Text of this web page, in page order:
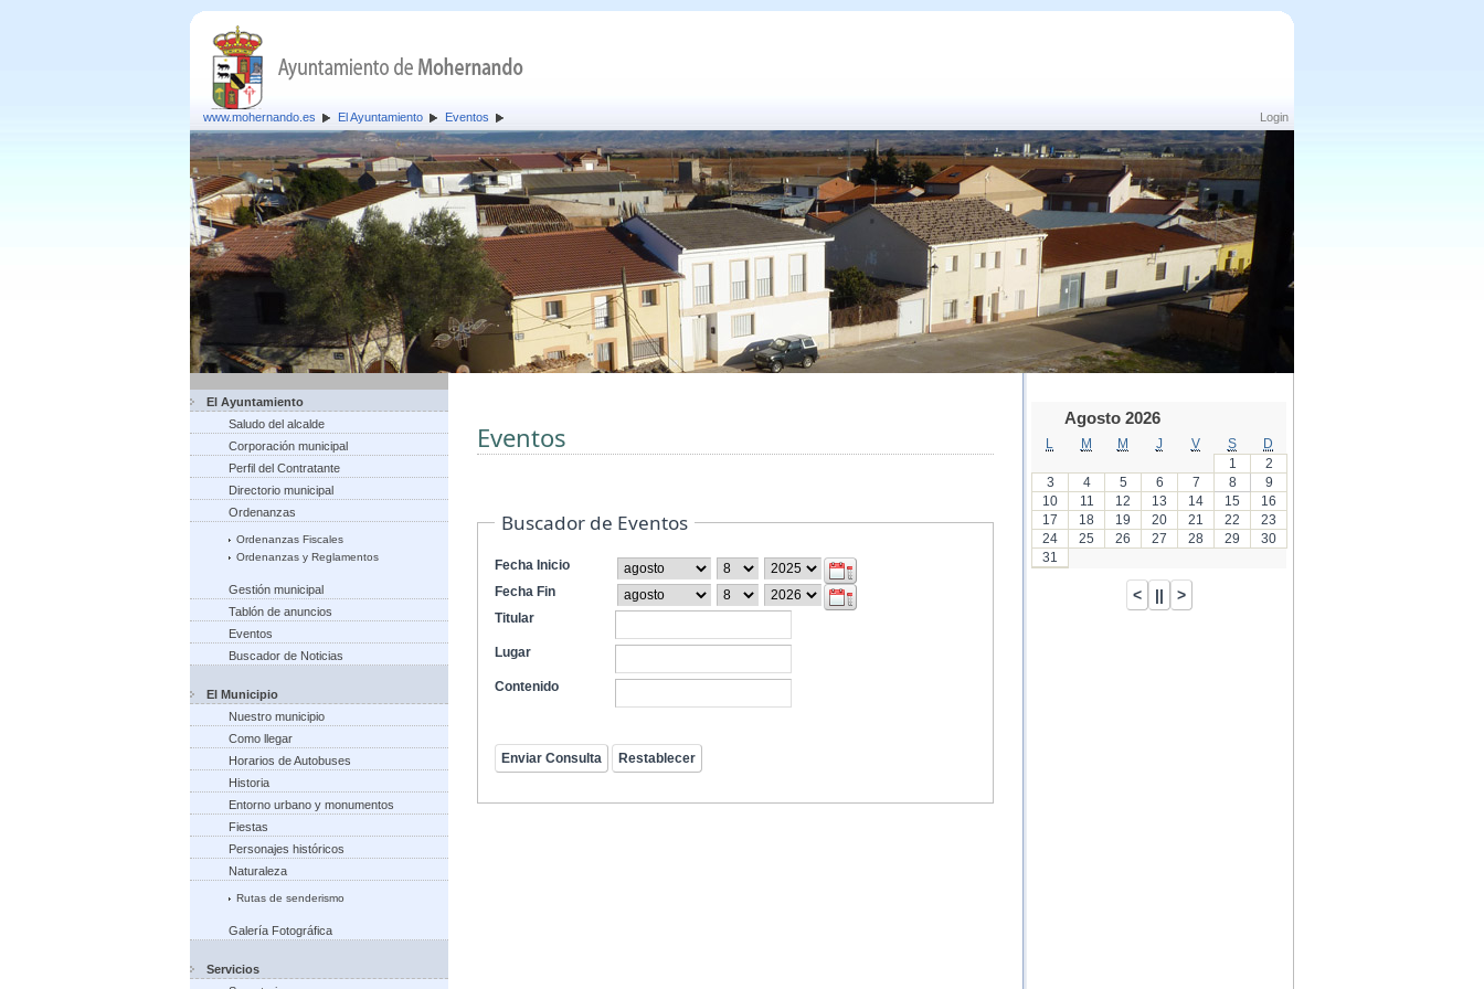
Login
www.mohernando.es El Ayuntamiento Eventos
El Ayuntamiento
Saludo del alcalde
Corporación municipal
Perfil del Contratante
Directorio municipal
Ordenanzas
Ordenanzas Fiscales
Ordenanzas y Reglamentos
Gestión municipal
Tablón de anuncios
Eventos
Buscador de Noticias
El Municipio
Nuestro municipio
Como llegar
Horarios de Autobuses
Historia
Entorno urbano y monumentos
Fiestas
Personajes históricos
Naturaleza
Rutas de senderismo
Galería Fotográfica
Servicios
Eventos
Buscador de Eventos
Fecha Inicio
Fecha Fin
Titular
Lugar
Contenido
Agosto 2026
M M J V S
D
1
2
3
4 5 6 7 8
9
10
11 12 13 14 15
16
17
18 19 20 21 22
23
24
25 26 27 28 29
30
31